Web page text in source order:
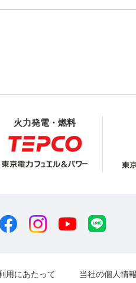
火力発電・燃料
用にあたって 当社の個人情